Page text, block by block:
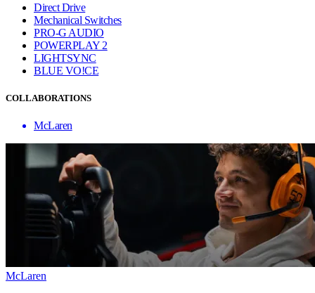
Direct Drive
Mechanical Switches
PRO-G AUDIO
POWERPLAY 2
LIGHTSYNC
BLUE VO!CE
COLLABORATIONS
McLaren
McLaren